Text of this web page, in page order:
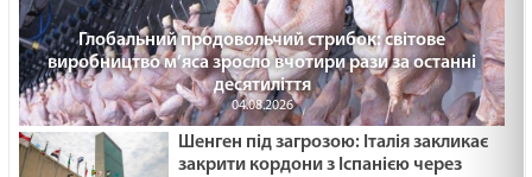
Глобальний продовольчий стрибок: світове
виробництво м’яса зросло вчотири рази за останні
десятиліття
04.08.2026
Шенген під загрозою: Італія закликає
закрити кордони з Іспанією через